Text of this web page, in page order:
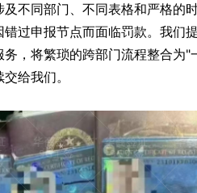
不同部门、不同表格和严格的
过申报节点而面临罚款。我们
，将繁琐的跨部门流程整合为"
给我们。